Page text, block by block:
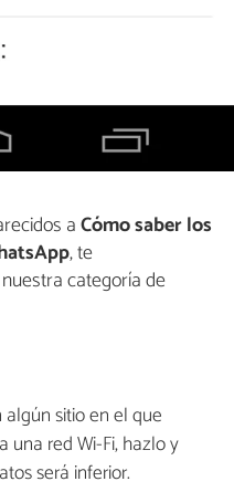
aCómo saber los
, te
categoría de
sitio en el que
una red Wi-Fi, hazlo y
será inferior.